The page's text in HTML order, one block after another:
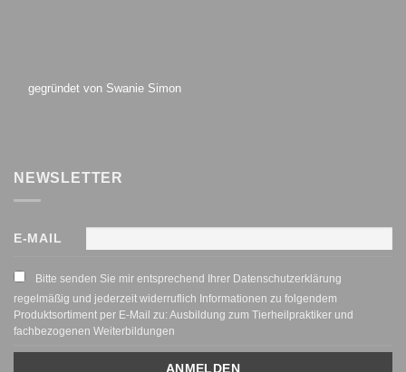
gegründet von Swanie Simon
NEWSLETTER
E-MAIL
Bitte senden Sie mir entsprechend Ihrer Datenschutzerklärung
regelmäßig und jederzeit widerruflich Informationen zu folgendem
Produktsortiment per E-Mail zu: Ausbildung zum Tierheilpraktiker und
fachbezogenen Weiterbildungen